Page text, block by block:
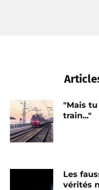
"Mais
train..."
Les
vérités